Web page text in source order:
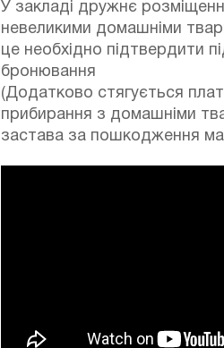
У закладі дружнє
невеликими домашніми
це необхідно підтвердити
бронювання
(Додатково стягується
прибирання з домашніми
застава за пошкодження